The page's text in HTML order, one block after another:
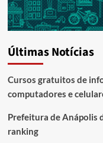
Últimas Notícias
Cursos gratuitos de
computadores e
Prefeitura de Anápolis
ranking